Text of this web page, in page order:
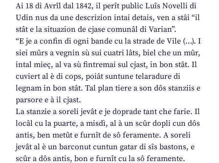
Ai 18 di Avrîl dal 1842, il perît public Luîs Novelli di
Udin nus da une descrizion intai detais, ven a stâi “il
stât e la situazion de cjase comunâl di Varian”.
“E je a confin di ogni bande cu la strade de Vile (…). I
siei mûrs a vegnin sù sui cuatri lâts, biel che un mûr,
intal mieç, al va sù fintremai sul cjast, in bon stât. Il
cuviert al è di cops, poiât suntune telaradure di
legnam in bon stât. Tal plan tiere a son dôs stanziis e
parsore e à il cjast.
La stanzie a soreli jevât e je doprade tant che farie. Il
locâl cu la puarte, a misdì, al à un scûr dopli cun dôs
antis, ben metût e furnît de sô feramente. A soreli
jevât al è un barconut cuntun gatar di sîs bastons, e
scûr a dôs antis, bon e furnît cu la sô feramente.